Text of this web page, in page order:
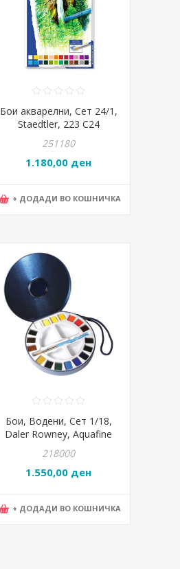
Бои акварелни, Сет 24/1,
Staedtler, 223 C24
251180
1.180,00 ден
+ ДОДАДИ ВО КОШНИЧКА
Бои, Водени, Сет 1/18,
Daler Rowney, Aquafine
218000
1.550,00 ден
+ ДОДАДИ ВО КОШНИЧКА